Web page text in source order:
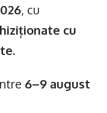
, cu
cu
6–9 august